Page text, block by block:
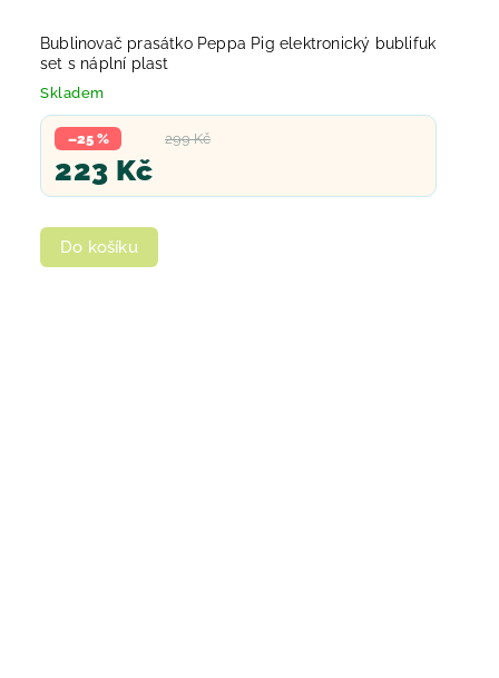
Bublinovač prasátko Peppa Pig elektronický bublifuk
set s náplní plast
Skladem
299 Kč
–25 %
223 Kč
Do košíku